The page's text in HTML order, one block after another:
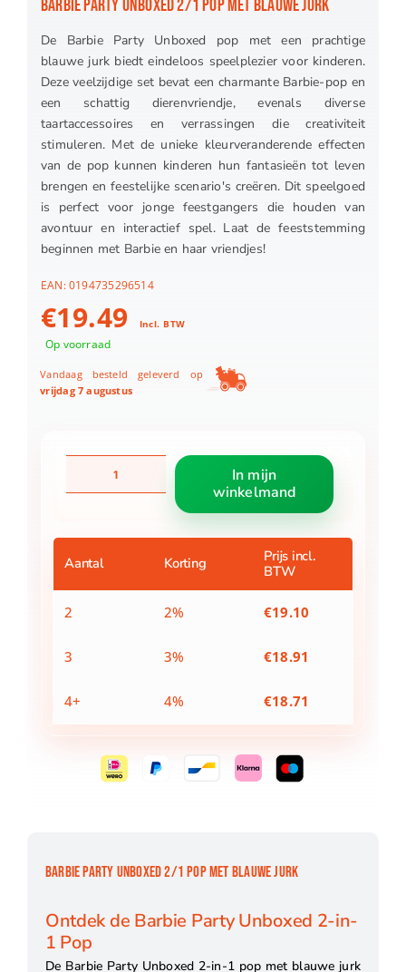
BARBIE PARTY UNBOXED 2/1 POP MET BLAUWE JURK
De Barbie Party Unboxed pop met een prachtige
blauwe jurk biedt eindeloos speelplezier voor kinderen.
Deze veelzijdige set bevat een charmante Barbie-pop en
een schattig dierenvriendje, evenals diverse
taartaccessoires en verrassingen die creativiteit
stimuleren. Met de unieke kleurveranderende effecten
van de pop kunnen kinderen hun fantasieën tot leven
brengen en feestelijke scenario's creëren. Dit speelgoed
is perfect voor jonge feestgangers die houden van
avontuur en interactief spel. Laat de feeststemming
beginnen met Barbie en haar vriendjes!
EAN:0194735296514
€19.49 Incl. BTW
Op voorraad
Vandaag besteld geleverd op
vrijdag 7 augustus
Party
pop
jurk
In mijn
winkelmand
Aantal Korting
Prijs incl.
BTW
2 2% €19.10
3 3% €18.91
4+ 4% €18.71
BARBIE PARTY UNBOXED 2/1 POP MET BLAUWE JURK
Ontdek de Barbie Party Unboxed 2-in-
1 Pop
De Barbie Party Unboxed 2-in-1 pop met blauwe jurk